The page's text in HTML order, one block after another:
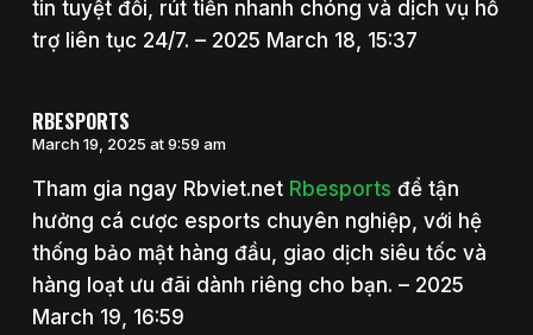
tin tuyệt đối, rút tiền nhanh chóng và dịch vụ hỗ
trợ liên tục 24/7. – 2025 March 18, 15:37
RBESPORTS
March 19, 2025 at 9:59 am
Tham gia ngay Rbviet.net Rbesports để tận
hưởng cá cược esports chuyên nghiệp, với hệ
thống bảo mật hàng đầu, giao dịch siêu tốc và
hàng loạt ưu đãi dành riêng cho bạn. – 2025
March 19, 16:59